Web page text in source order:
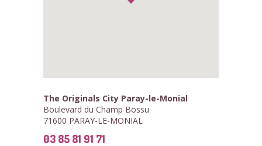
The Originals City Paray-le-Monial
Boulevard du Champ Bossu
71600 PARAY-LE-MONIAL
03 85 81 91 71